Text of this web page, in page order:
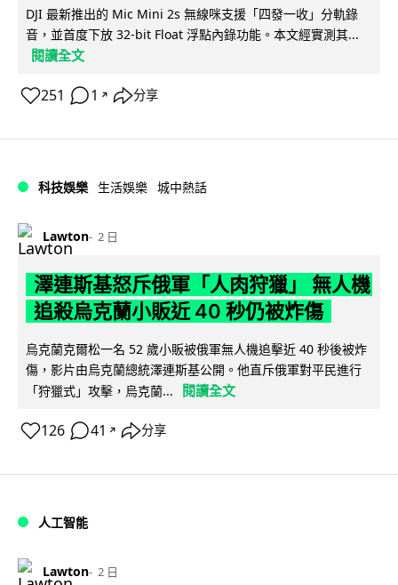
DJI 最新推出的 Mic Mini 2s 無線咪支援「四發一收」分軌錄
音，並首度下放 32-bit Float 浮點內錄功能。本文經實測其...
閱讀全文
251 1 ↗ 分享
科技娛樂 生活娛樂 城中熱話
Lawton 2 日
澤連斯基怒斥俄軍「人肉狩獵」 無人機
追殺烏克蘭小販近 40 秒仍被炸傷
烏克蘭克爾松一名 52 歲小販被俄軍無人機追擊近 40 秒後被炸
傷，影片由烏克蘭總統澤連斯基公開。他直斥俄軍對平民進行
「狩獵式」攻擊，烏克蘭...
閱讀全文
126 41 ↗ 分享
人工智能
Lawton 2 日